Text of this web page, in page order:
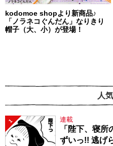
kodomoe shopより新商品♪
「ノラネコぐんだん」なりきり
帽子（大、小）が登場！
人
1 連載
「陛下、寝
ずいっ!! 逃げ